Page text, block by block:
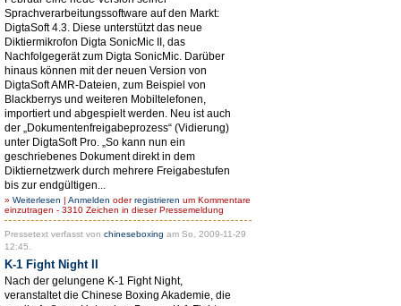
Sprachverarbeitungssoftware auf den Markt:
DigtaSoft 4.3. Diese unterstützt das neue
Diktiermikrofon Digta SonicMic II, das
Nachfolgegerät zum Digta SonicMic. Darüber
hinaus können mit der neuen Version von
DigtaSoft AMR-Dateien, zum Beispiel von
Blackberrys und weiteren Mobiltelefonen,
importiert und abgespielt werden. Neu ist auch
der „Dokumentenfreigabeprozess“ (Vidierung)
unter DigtaSoft Pro. „So kann nun ein
geschriebenes Dokument direkt in dem
Diktiernetzwerk durch mehrere Freigabestufen
bis zur endgültigen...
» Weiterlesen | Anmelden oderregistrieren um Kommentare
einzutragen - 3310 Zeichen in dieser Pressemeldung
Pressetext verfasst von chineseboxing am So, 2009-11-29
12:45.
K-1 Fight Night II
Nach der gelungene K-1 Fight Night,
veranstaltet die Chinese Boxing Akademie, die